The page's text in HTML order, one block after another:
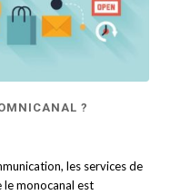
?
les services de
monocanal est